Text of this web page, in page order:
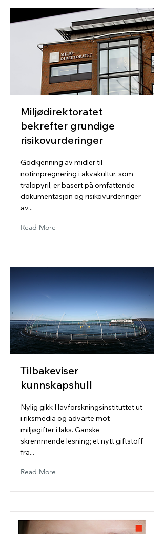
Miljødirektoratet
bekrefter grundige
risikovurderinger
Godkjenning av midler til
notimpregnering i akvakultur, som
tralopyril, er basert på omfattende
dokumentasjon og risikovurderinger
av...
Read More
Tilbakeviser
kunnskapshull
Nylig gikk Havforskningsinstituttet ut
i riksmedia og advarte mot
miljøgifter i laks. Ganske
skremmende lesning; et nytt giftstoff
fra...
Read More